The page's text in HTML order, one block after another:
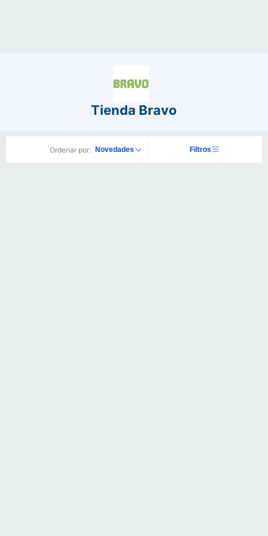
Tienda Bravo
Ordenar por: Novedades Filtros